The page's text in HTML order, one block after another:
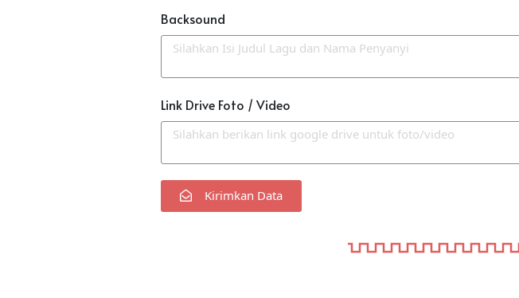
Backsound
Link Drive Foto / Video
Kirimkan Data